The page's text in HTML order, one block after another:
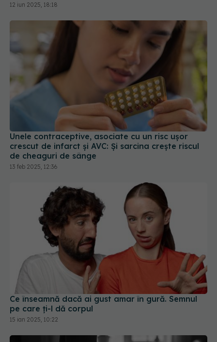
12 iun 2025, 18:18
Unele contraceptive, asociate cu un risc uşor
crescut de infarct și AVC: Și sarcina creşte riscul
de cheaguri de sânge
13 feb 2025, 12:36
Ce înseamnă dacă ai gust amar în gură. Semnul
pe care ți-l dă corpul
15 ian 2025, 10:22